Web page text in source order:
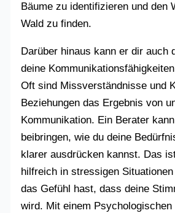
Bäume zu identifizieren und den
Wald zu finden.
Darüber hinaus kann er dir auch
deine
Oft sind Missverständnisse und
Beziehungen das Ergebnis von
Kommunikation. Ein Berater
beibringen, wie du deine
klarer ausdrücken kannst. Das
hilfreich in stressigen
das Gefühl hast, dass deine
wird. Mit einem Psychologischen